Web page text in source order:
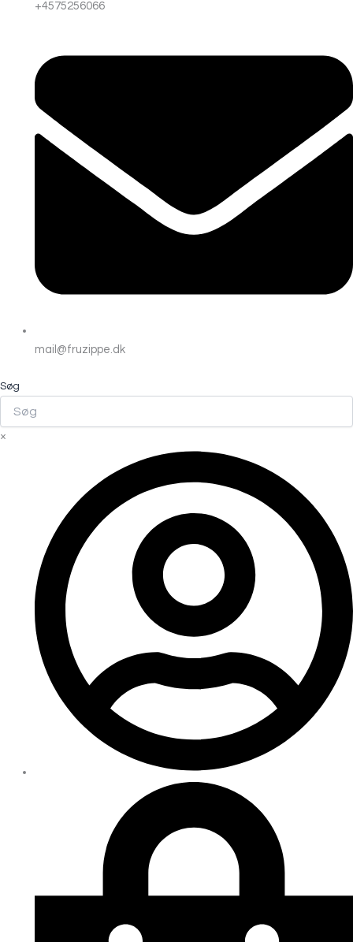
+4575256066
mail@fruzippe.dk
Søg
×